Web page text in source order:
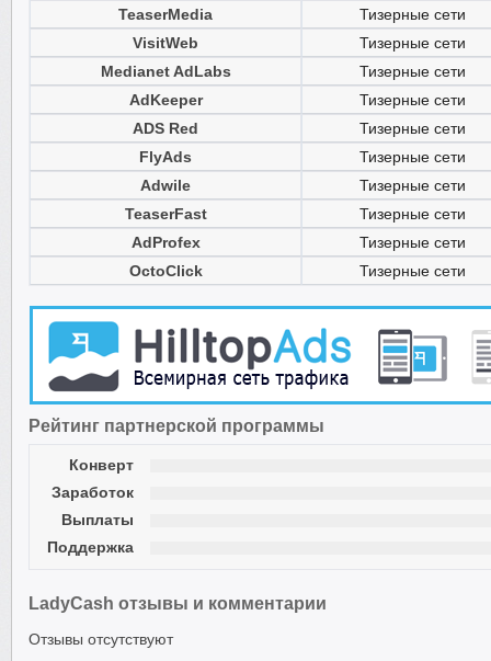
TeaserMedia
Тизерные сети
VisitWeb
Тизерные сети
Medianet AdLabs
Тизерные сети
AdKeeper
Тизерные сети
ADS Red
Тизерные сети
FlyAds
Тизерные сети
Adwile
Тизерные сети
TeaserFast
Тизерные сети
AdProfex
Тизерные сети
OctoClick
Тизерные сети
Рейтинг партнерской программы
Конверт
Заработок
Выплаты
Поддержка
LadyCash отзывы и комментарии
Отзывы отсутствуют